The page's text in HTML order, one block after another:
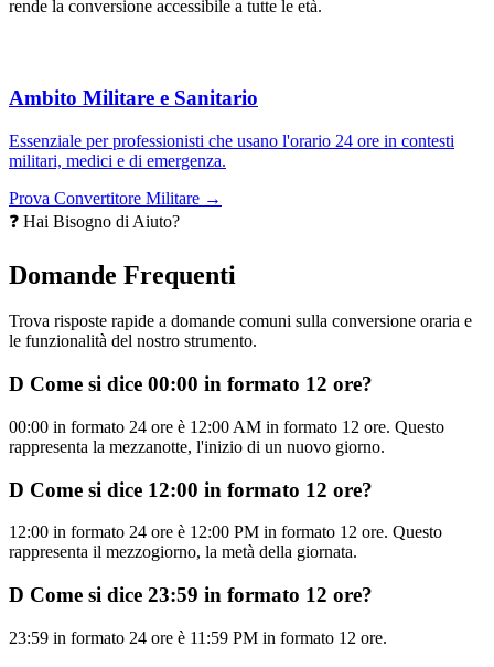
rende la conversione accessibile a tutte le età.
Ambito Militare e Sanitario
Essenziale per professionisti che usano l'orario 24 ore in contesti
militari, medici e di emergenza.
Prova Convertitore Militare →
❓ Hai Bisogno di Aiuto?
Domande Frequenti
Trova risposte rapide a domande comuni sulla conversione oraria e
le funzionalità del nostro strumento.
D Come si dice 00:00 in formato 12 ore?
00:00 in formato 24 ore è 12:00 AM in formato 12 ore. Questo
rappresenta la mezzanotte, l'inizio di un nuovo giorno.
D Come si dice 12:00 in formato 12 ore?
12:00 in formato 24 ore è 12:00 PM in formato 12 ore. Questo
rappresenta il mezzogiorno, la metà della giornata.
D Come si dice 23:59 in formato 12 ore?
23:59 in formato 24 ore è 11:59 PM in formato 12 ore.